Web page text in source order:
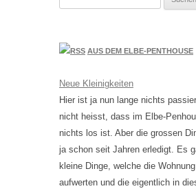
AUS DEM ELBE-PENTHOUSE
Neue Kleinigkeiten
Hier ist ja nun lange nichts
nicht heisst, dass im Elbe-
nichts los ist. Aber die grossen
ja schon seit Jahren erledigt. Es
kleine Dinge, welche die
aufwerten und die eigentlich in